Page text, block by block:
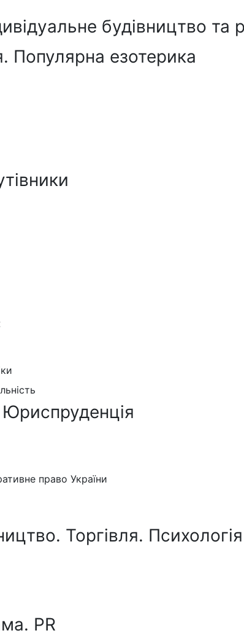
будівництво та
Популярна езотерика
право України
Торгівля.
PR